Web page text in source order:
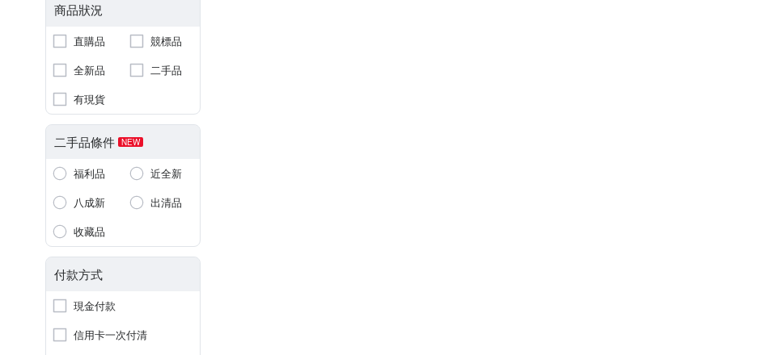
商品狀況
直購品
競標品
全新品
二手品
有現貨
二手品條件 NEW
福利品
近全新
八成新
出清品
收藏品
付款方式
現金付款
信用卡一次付清